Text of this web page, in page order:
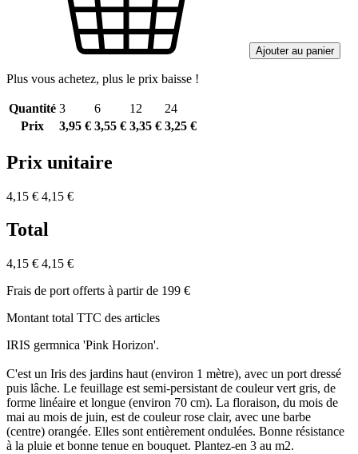
Ajouter au panier
Plus vous achetez, plus le prix baisse !
Quantité 3 6 12
24
Prix
3,95 € 3,55 € 3,35 € 3,25 €
Prix unitaire
4,15 € 4,15 €
Total
4,15 € 4,15 €
Frais de port offerts à partir de 199 €
Montant total TTC des articles
IRIS germnica 'Pink Horizon'.
C'est un Iris des jardins haut (environ 1 mètre), avec un port dressé
puis lâche. Le feuillage est semi-persistant de couleur vert gris, de
forme linéaire et longue (environ 70 cm). La floraison, du mois de
mai au mois de juin, est de couleur rose clair, avec une barbe
(centre) orangée. Elles sont entièrement ondulées. Bonne résistance
à la pluie et bonne tenue en bouquet. Plantez-en 3 au m2.